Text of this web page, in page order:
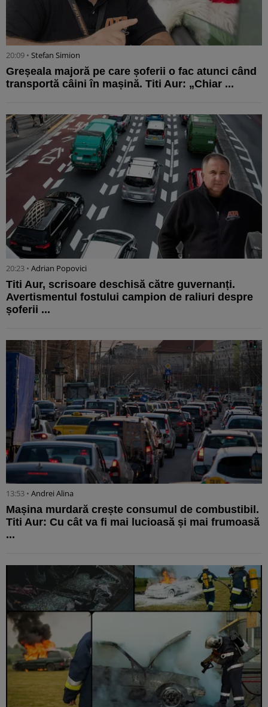
20:09 • Stefan Simion
Greșeala majoră pe care șoferii o fac atunci când
transportă câini în mașină. Titi Aur: „Chiar ...
20:23 • Adrian Popovici
Titi Aur, scrisoare deschisă către guvernanți.
Avertismentul fostului campion de raliuri despre
șoferii ...
13:53 • Andrei Alina
Mașina murdară crește consumul de combustibil.
Titi Aur: Cu cât va fi mai lucioasă și mai frumoasă
...